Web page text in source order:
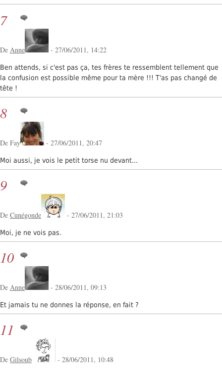
7
De Anne - 27/06/2011, 14:22
Ben attends, si c'est pas ça, tes frères te ressemblent tellement que
la confusion est possible même pour ta mère !!! T'as pas changé de
tête !
8
De Fay - 27/06/2011, 20:47
Moi aussi, je vois le petit torse nu devant...
9
De Cunégonde - 27/06/2011, 21:03
Moi, je ne vois pas.
10
De Anne - 28/06/2011, 09:13
Et jamais tu ne donnes la réponse, en fait ?
11
De Gilsoub - 28/06/2011, 10:48